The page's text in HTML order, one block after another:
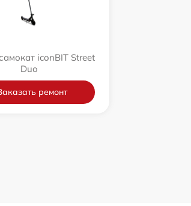
iconBIT Street
Duo
ремонт